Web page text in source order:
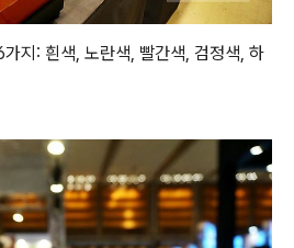
지: 흰색, 노란색, 빨간색, 검정색, 하